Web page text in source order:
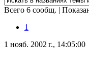
Всего 6 сообщ. |
1
1 нояб. 2002 г., 14:05:00